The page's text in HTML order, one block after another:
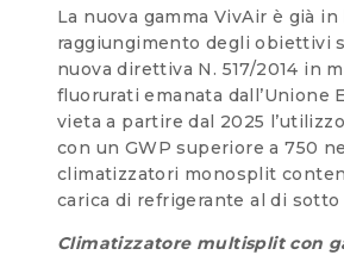
La nuova gamma VivAir è già
raggiungimento degli obiettivi
nuova direttiva N. 517/2014 in
fluorurati emanata dall’Unione
vieta a partire dal 2025
con un GWP superiore a 750
climatizzatori monosplit
carica di refrigerante al di sotto
Climatizzatore multisplit con